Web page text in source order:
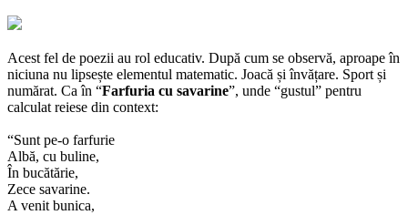
Acest fel de poezii au rol educativ. După cum se observă, aproape în
niciuna nu lipsește elementul matematic. Joacă și învățare. Sport și
numărat. Ca în “Farfuria cu savarine”, unde “gustul” pentru
calculat reiese din context:
“Sunt pe-o farfurie
Albă, cu buline,
În bucătărie,
Zece savarine.
A venit bunica,